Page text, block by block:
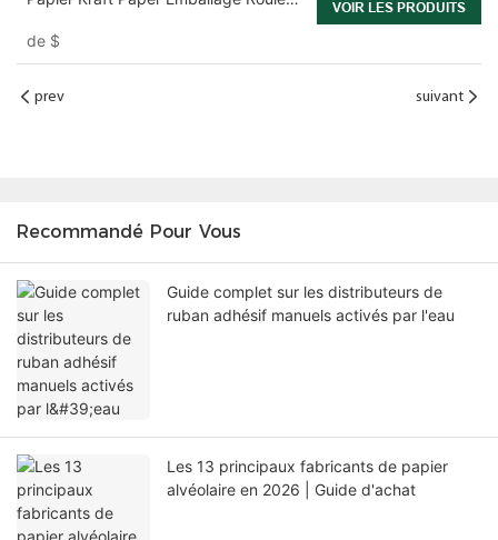
de $
VOIR LES PRODUITS
prev suivant
Recommandé Pour Vous
Guide complet sur les distributeurs de
ruban adhésif manuels activés par l'eau
Les 13 principaux fabricants de papier
alvéolaire en 2026 | Guide d'achat